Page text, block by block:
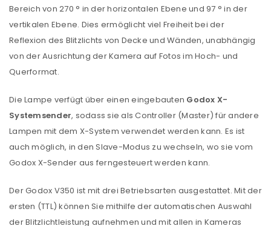
Bereich von 270 ° in der horizontalen Ebene und 97 ° in der
vertikalen Ebene. Dies ermöglicht viel Freiheit bei der
Reflexion des Blitzlichts von Decke und Wänden, unabhängig
von der Ausrichtung der Kamera auf Fotos im Hoch- und
Querformat.
Die Lampe verfügt über einen eingebauten Godox X-
Systemsender, sodass sie als Controller (Master) für andere
Lampen mit dem X-System verwendet werden kann. Es ist
auch möglich, in den Slave-Modus zu wechseln, wo sie vom
Godox X-Sender aus ferngesteuert werden kann.
Der Godox V350 ist mit drei Betriebsarten ausgestattet. Mit der
ersten (TTL) können Sie mithilfe der automatischen Auswahl
der Blitzlichtleistung aufnehmen und mit allen in Kameras